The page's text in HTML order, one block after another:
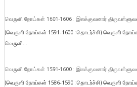
வெருளி நோய்கள் 1601-1606 : இலக்குவனார்
(வெருளி நோய்கள் 1591-1600 :தொடர்ச்சி) வெருளி
வெருளி...
வெருளி நோய்கள் 1591-1600 : இலக்குவனார்
(வெருளி நோய்கள் 1586-1590 :தொடர்ச்சி) வெருளி